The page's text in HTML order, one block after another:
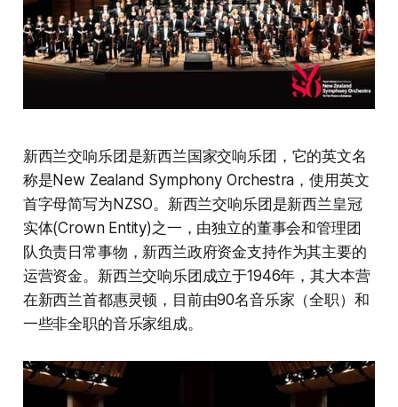
新西兰交响乐团是新西兰国家交响乐团，它的英文名
称是New Zealand Symphony Orchestra，使用英文
首字母简写为NZSO。新西兰交响乐团是新西兰皇冠
实体(Crown Entity)之一，由独立的董事会和管理团
队负责日常事物，新西兰政府资金支持作为其主要的
运营资金。新西兰交响乐团成立于1946年，其大本营
在新西兰首都惠灵顿，目前由90名音乐家（全职）和
一些非全职的音乐家组成。